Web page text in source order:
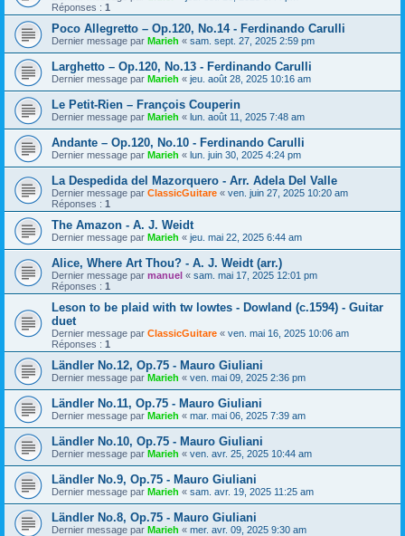
Réponses : 1
Poco Allegretto – Op.120, No.14 - Ferdinando Carulli
Dernier message par Marieh « sam. sept. 27, 2025 2:59 pm
Larghetto – Op.120, No.13 - Ferdinando Carulli
Dernier message par Marieh « jeu. août 28, 2025 10:16 am
Le Petit-Rien – François Couperin
Dernier message par Marieh « lun. août 11, 2025 7:48 am
Andante – Op.120, No.10 - Ferdinando Carulli
Dernier message par Marieh « lun. juin 30, 2025 4:24 pm
La Despedida del Mazorquero - Arr. Adela Del Valle
Dernier message par ClassicGuitare « ven. juin 27, 2025 10:20 am
Réponses : 1
The Amazon - A. J. Weidt
Dernier message par Marieh « jeu. mai 22, 2025 6:44 am
Alice, Where Art Thou? - A. J. Weidt (arr.)
Dernier message par manuel « sam. mai 17, 2025 12:01 pm
Réponses : 1
Leson to be plaid with tw lowtes - Dowland (c.1594) - Guitar
duet
Dernier message par ClassicGuitare « ven. mai 16, 2025 10:06 am
Réponses : 1
Ländler No.12, Op.75 - Mauro Giuliani
Dernier message par Marieh « ven. mai 09, 2025 2:36 pm
Ländler No.11, Op.75 - Mauro Giuliani
Dernier message par Marieh « mar. mai 06, 2025 7:39 am
Ländler No.10, Op.75 - Mauro Giuliani
Dernier message par Marieh « ven. avr. 25, 2025 10:44 am
Ländler No.9, Op.75 - Mauro Giuliani
Dernier message par Marieh « sam. avr. 19, 2025 11:25 am
Ländler No.8, Op.75 - Mauro Giuliani
Dernier message par Marieh « mer. avr. 09, 2025 9:30 am